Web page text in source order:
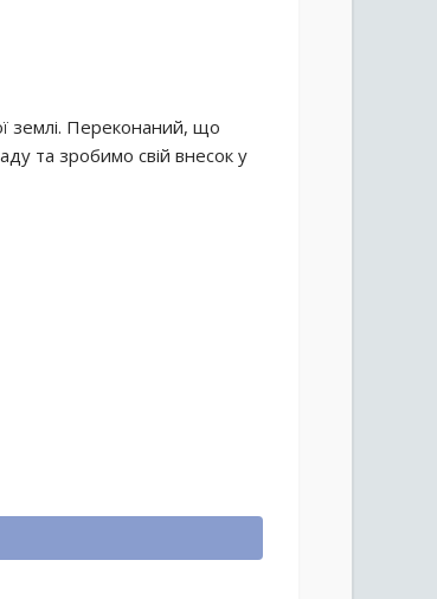
землі. Переконаний, що
та зробимо свій внесок у